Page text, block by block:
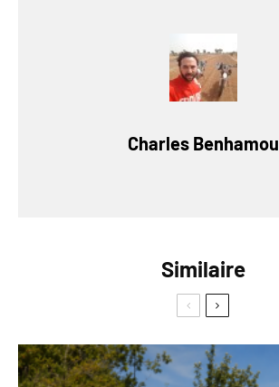
Charles Benhamou
Similaire